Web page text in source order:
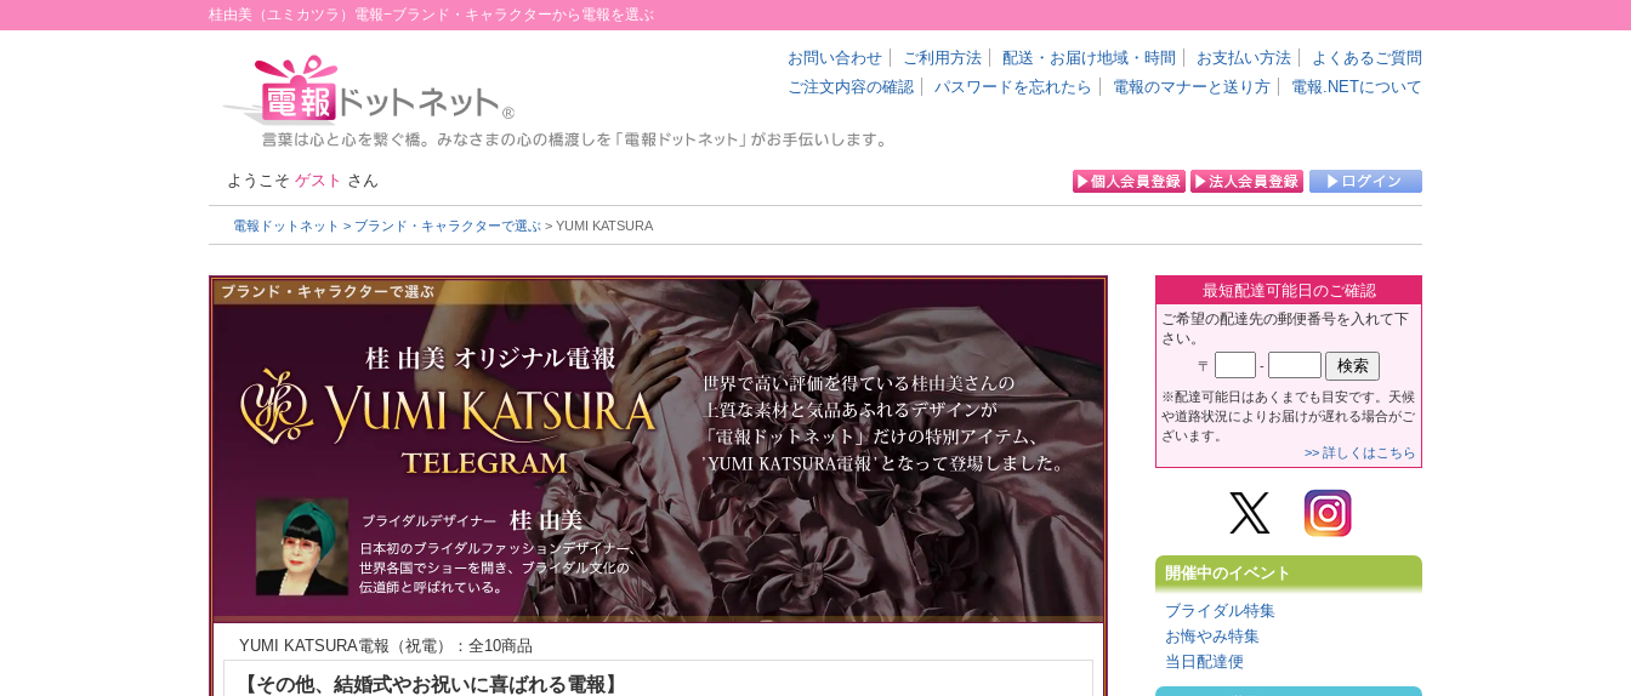
桂由美（ユミカツラ）電報−ブランド・キャラクターから電報を選ぶ
お問い合わせ ご利用方法 配送・お届け地域・時間 お支払い方法
よくあるご質問
ご注文内容の確認
パスワードを忘れたら 電報のマナーと送り方 電報.NETについて
ようこそ ゲスト さん
電報ドットネット > ブランド・キャラクターで選ぶ > YUMI KATSURA
YUMI KATSURA電報（祝電）：全10商品
【その他、結婚式やお祝いに喜ばれる電報】
最短配達可能日のご確認
ご希望の配達先の郵便番号を入れて下
さい。
〒 -
※配達可能日はあくまでも目安です。天候
や道路状況によりお届けが遅れる場合がご
ざいます。
>> 詳しくはこちら
開催中のイベント
ブライダル特集
お悔やみ特集
当日配達便